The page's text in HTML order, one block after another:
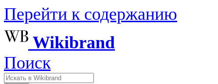
Перейти к содержанию
Wikibrand
Поиск